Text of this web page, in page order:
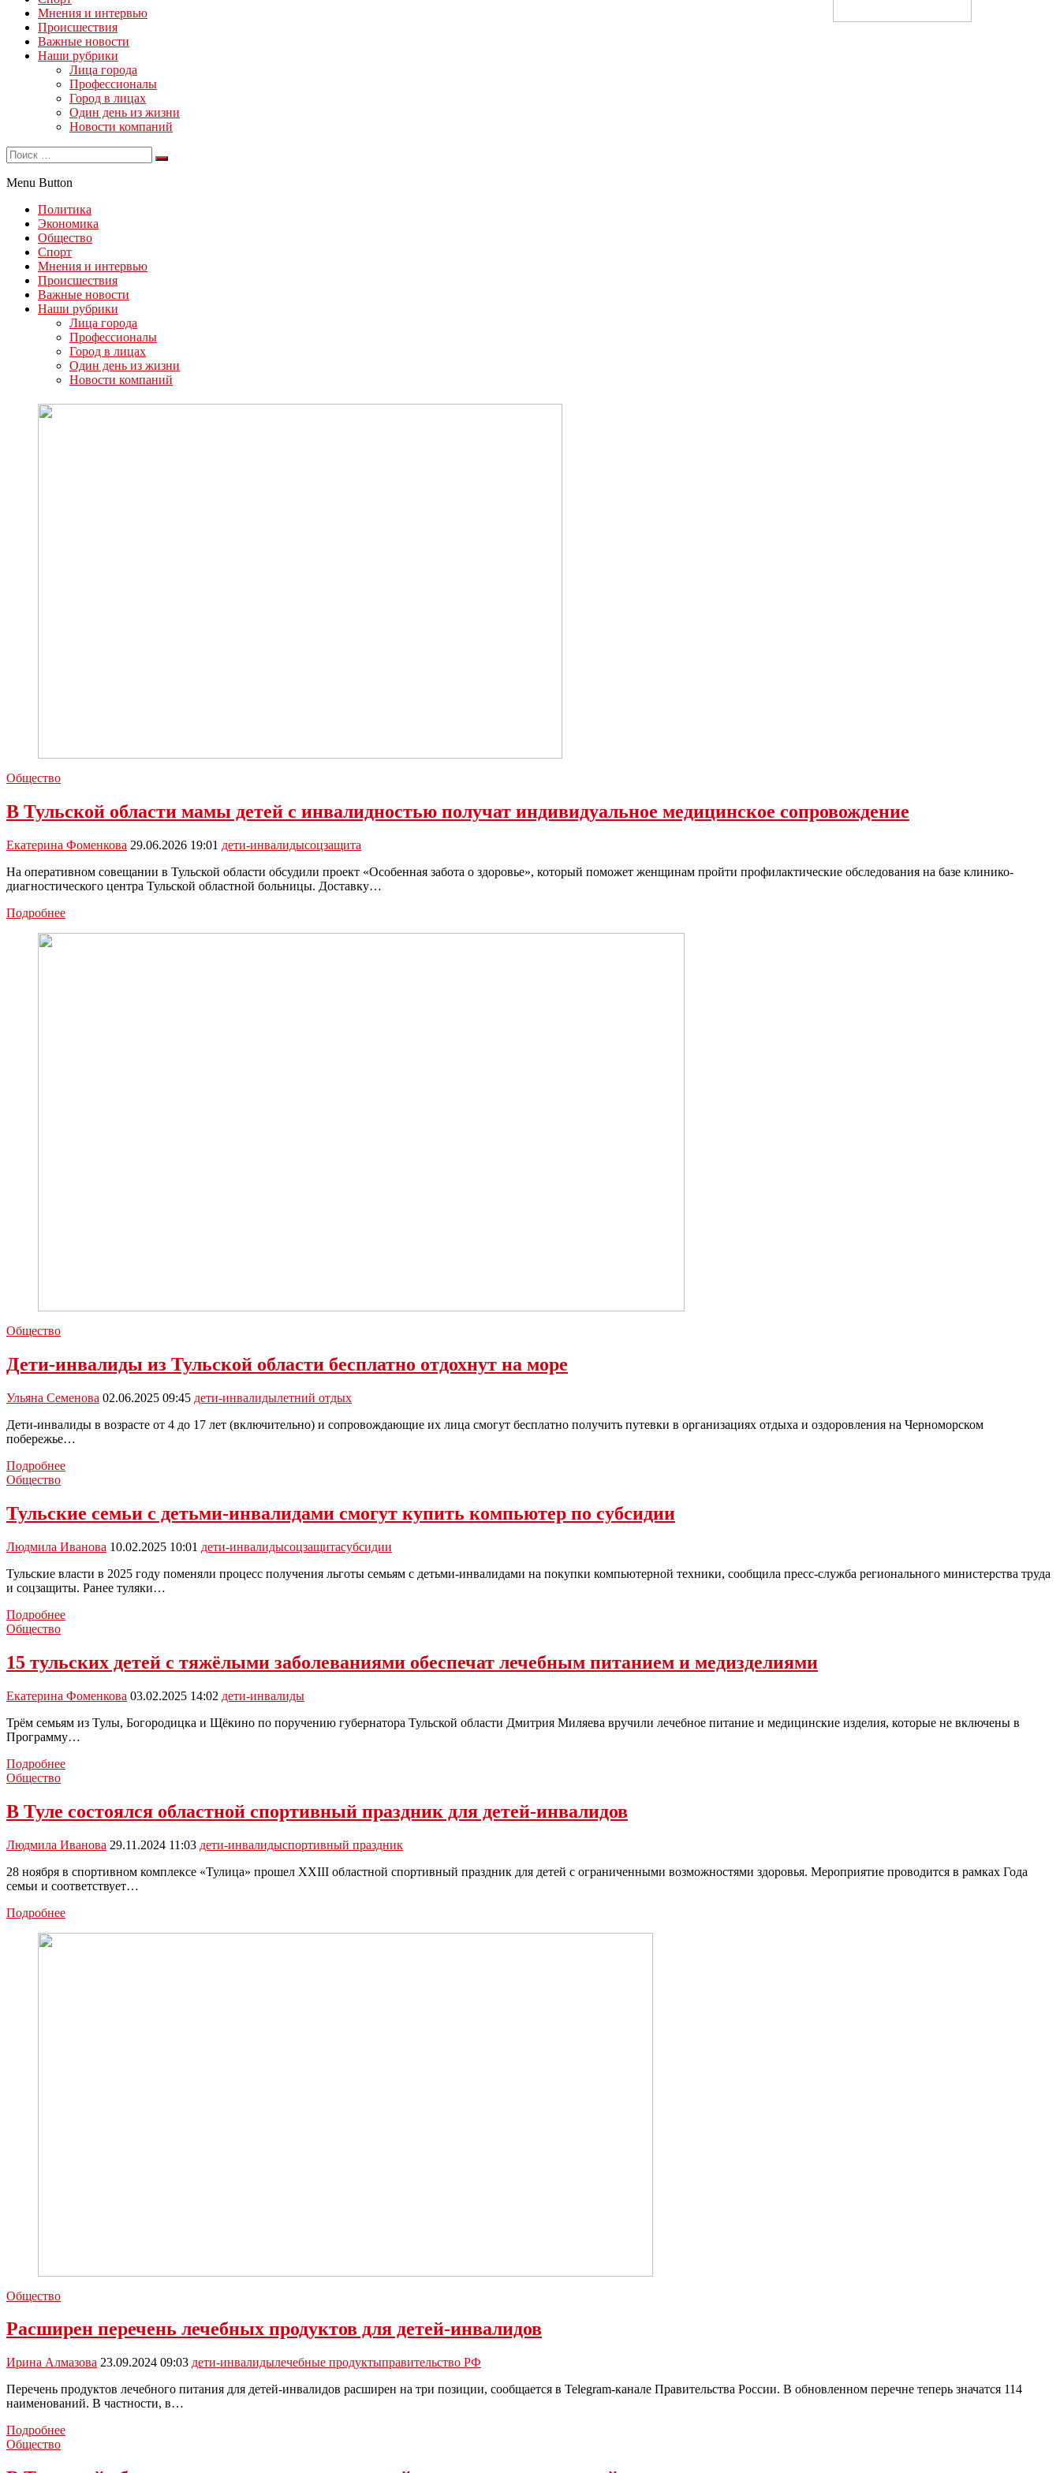
Мнения и интервью
Происшествия
Важные новости
Наши рубрики
Лица города
Профессионалы
Город в лицах
Один день из жизни
Новости компаний
Menu Button
Политика
Экономика
Общество
Спорт
Мнения и интервью
Происшествия
Важные новости
Наши рубрики
Лица города
Профессионалы
Город в лицах
Один день из жизни
Новости компаний
Общество
В Тульской области мамы детей с инвалидностью получат индивидуальное медицинское сопровождение
Екатерина Фоменкова 29.06.2026 19:01 дети-инвалидысоцзащита
На оперативном совещании в Тульской области обсудили проект «Особенная забота о здоровье», который поможет женщинам пройти профилактические обследования на базе клинико-
диагностического центра Тульской областной больницы. Доставку…
ПодробнееВ
Общество
Дети-инвалиды из Тульской области бесплатно отдохнут на море
Ульяна Семенова 02.06.2025 09:45 дети-инвалидылетний отдых
Дети-инвалиды в возрасте от 4 до 17 лет (включительно) и сопровождающие их лица смогут бесплатно получить путевки в организациях отдыха и оздоровления на Черноморском
побережье…
ПодробнееДети-
области
отдохнут
море
Общество
Тульские семьи с детьми-инвалидами смогут купить компьютер по субсидии
Людмила Иванова 10.02.2025 10:01 дети-инвалидысоцзащитасубсидии
Тульские власти в 2025 году поменяли процесс получения льготы семьям с детьми-инвалидами на покупки компьютерной техники, сообщила пресс-служба регионального министерства труда
и соцзащиты. Ранее туляки…
ПодробнееТульские
инвалидами
купить
по
субсидии
Общество
15 тульских детей с тяжёлыми заболеваниями обеспечат лечебным питанием и медизделиями
Екатерина Фоменкова 03.02.2025 14:02 дети-инвалиды
Трём семьям из Тулы, Богородицка и Щёкино по поручению губернатора Тульской области Дмитрия Миляева вручили лечебное питание и медицинские изделия, которые не включены в
Программу…
Подробнее15
тяжёлыми
обеспечат
питанием
и
Общество
В Туле состоялся областной спортивный праздник для детей-инвалидов
Людмила Иванова 29.11.2024 11:03 дети-инвалидыспортивный праздник
28 ноября в спортивном комплексе «Тулица» прошел XXIII областной спортивный праздник для детей с ограниченными возможностями здоровья. Мероприятие проводится в рамках Года
семьи и соответствует…
ПодробнееВ
Общество
Расширен перечень лечебных продуктов для детей-инвалидов
Ирина Алмазова 23.09.2024 09:03 дети-инвалидылечебные продуктыправительство РФ
Перечень продуктов лечебного питания для детей-инвалидов расширен на три позиции, сообщается в Telegram-канале Правительства России. В обновленном перечне теперь значатся 114
наименований. В частности, в…
ПодробнееРасширен
Общество